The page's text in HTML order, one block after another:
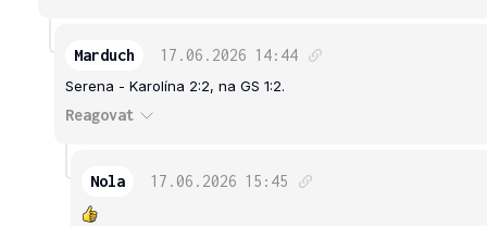
Marduch 17.06.2026 14:44
Serena - Karolína 2:2, na GS 1:2.
Reagovat
Nola 17.06.2026 15:45